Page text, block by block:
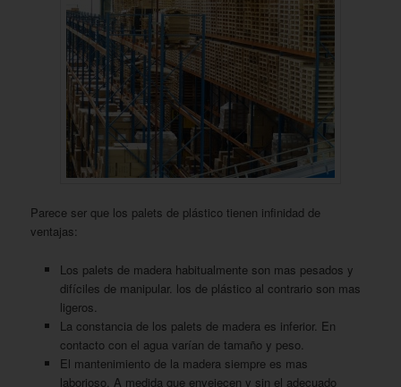
Parece ser que los palets de plástico tienen infinidad de
ventajas:
Los palets de madera habitualmente son mas pesados y
difíciles de manipular. los de plástico al contrario son mas
ligeros.
La constancia de los palets de madera es inferior. En
contacto con el agua varían de tamaño y peso.
El mantenimiento de la madera siempre es mas
laborioso. A medida que envejecen y sin el adecuado